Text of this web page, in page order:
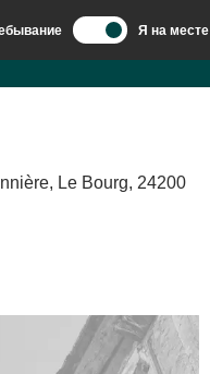
Я на месте
Нуар. Bost Yann
Le Bourg, 24200